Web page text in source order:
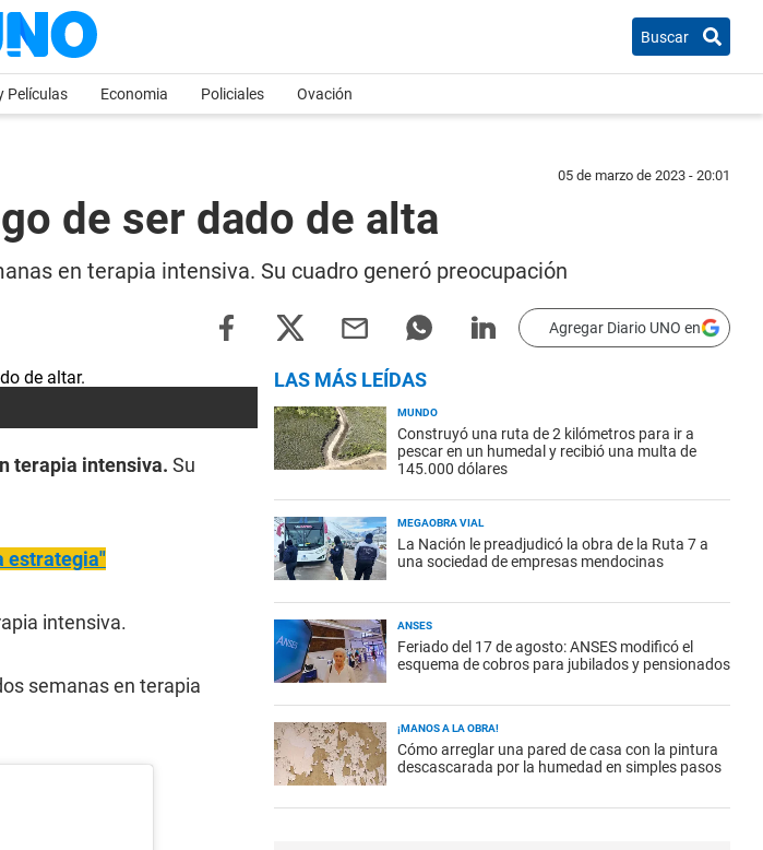
Buscar
Películas Economia Policiales Ovación
05 de marzo de 2023 - 20:01
de ser dado de alta
en terapia intensiva. Su cuadro generó preocupación
Agregar Diario UNO en
terapia intensiva. Su
estrategia"
intensiva.
semanas en terapia
LAS MÁS LEÍDAS
MUNDO
Construyó una ruta de 2 kilómetros para ir a
pescar en un humedal y recibió una multa de
145.000 dólares
MEGAOBRA VIAL
La Nación le preadjudicó la obra de la Ruta 7 a
una sociedad de empresas mendocinas
ANSES
Feriado del 17 de agosto: ANSES modificó el
esquema de cobros para jubilados y pensionados
¡MANOS A LA OBRA!
Cómo arreglar una pared de casa con la pintura
descascarada por la humedad en simples pasos